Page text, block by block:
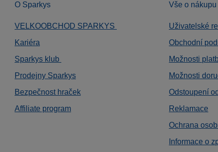
O Sparkys
VELKOOBCHOD SPARKYS
Kariéra
Sparkys klub
Prodejny Sparkys
Bezpečnost hraček
Affiliate program
Vše o nákupu
Uživatelské
Obchodní
Možnosti
Možnosti
Odstoupení
Reklamace
Ochrana
Informace o